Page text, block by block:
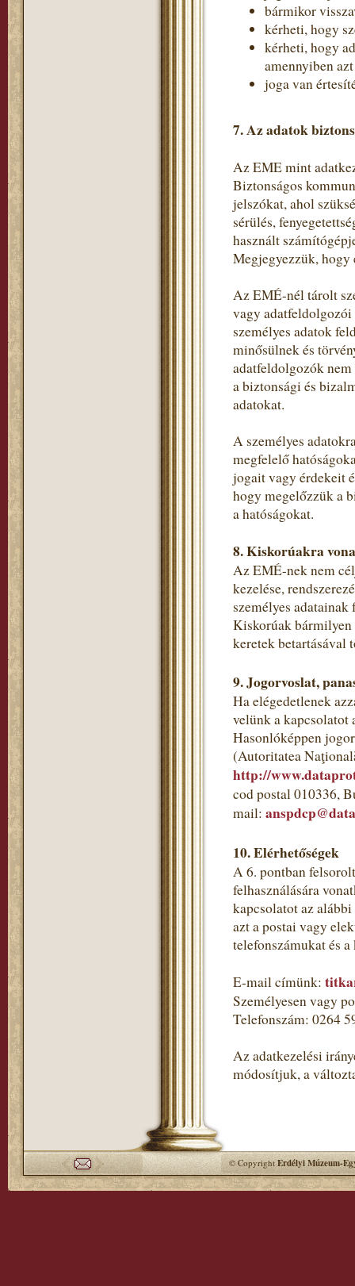
bármikor
kérheti, hogy
kérheti, hogy
amennyiben
joga van
7. Az adatok
Az EME mint
Biztonságos
jelszókat, ahol
sérülés,
használt
Megjegyezzük, hogy
Az EMÉ-nél tárolt
vagy
személyes adatok
minősülnek és
adatfeldolgozók
a biztonsági és
adatokat.
A személyes
megfelelő
jogait vagy érdekeit
hogy megelőzzük a
a hatóságokat.
8. Kiskorúakra
Az EMÉ-nek nem
kezelése,
személyes
Kiskorúak bármilyen
keretek betartásával
9. Jogorvoslat,
Ha elégedetlenek
velünk a kapcsolatot
Hasonlóképpen
(Autoritatea
http://
cod postal 010336,
mail:
10. Elérhetőségek
A 6. pontban
felhasználására
kapcsolatot az
azt a postai vagy
telefonszámukat és
E-mail címünk:
Személyesen vagy
Telefonszám: 0264
Az adatkezelési
módosítjuk, a
© CopyrightErdélyi Múzeum-